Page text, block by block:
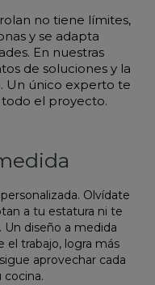
no tiene límites,
y se adapta
En nuestras
de soluciones y la
Un único experto te
el proyecto.
Olvídate
a tu estatura ni te
diseño a medida
el trabajo, logra más
aprovechar cada